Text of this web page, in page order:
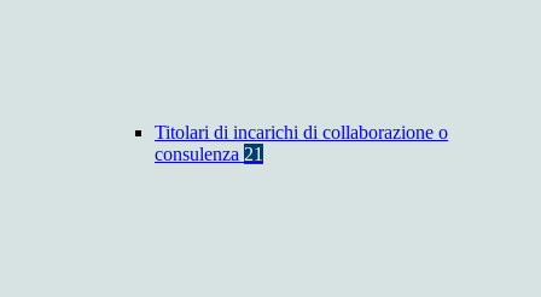
Titolari di incarichi di collaborazione o
consulenza 21